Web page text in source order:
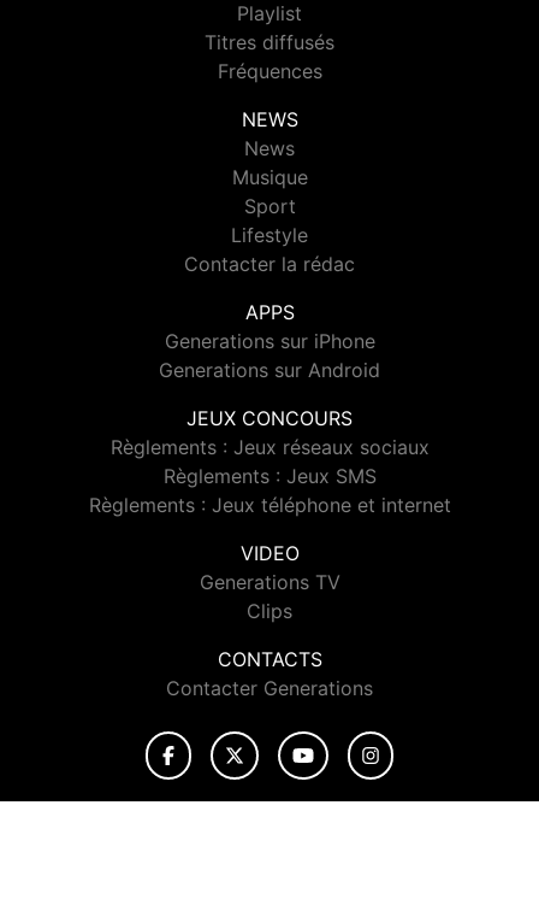
Playlist
Titres diffusés
Fréquences
NEWS
News
Musique
Sport
Lifestyle
Contacter la rédac
APPS
Generations sur iPhone
Generations sur Android
JEUX CONCOURS
Règlements : Jeux réseaux sociaux
Règlements : Jeux SMS
Règlements : Jeux téléphone et internet
VIDEO
Generations TV
Clips
CONTACTS
Contacter Generations